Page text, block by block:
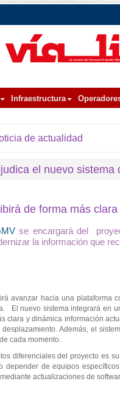
Infraestructura
de actualidad
el nuevo
de forma más
se encargará del
la información que
avanzar hacia una plataforma
El nuevo sistema integrará en
clara y dinámica información
Además, el
cada momento.
diferenciales del proyecto es
depender de equipos
actualizaciones de